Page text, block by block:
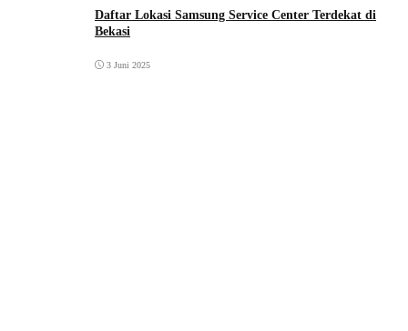
Daftar Lokasi Samsung Service Center Terdekat di
Bekasi
3 Juni 2025